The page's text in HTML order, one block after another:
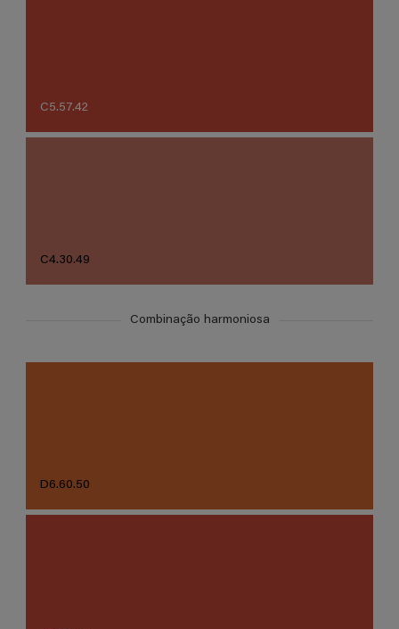
C5.57.42
C4.30.49
Combinação harmoniosa
D6.60.50